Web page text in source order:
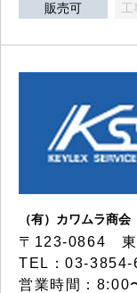
販売可 工
（有）カワムラ商会
〒123-0864 東
TEL：03-
営業時間：8:00